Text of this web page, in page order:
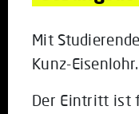
Mit
Kunz-Eisenlohr.
Der Eintritt ist